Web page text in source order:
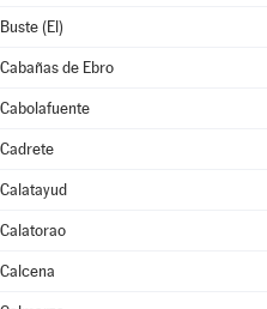
Buste (El)
Cabañas de Ebro
Cabolafuente
Cadrete
Calatayud
Calatorao
Calcena